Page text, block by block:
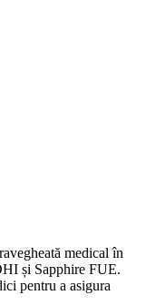
medical în
și Sapphire FUE.
pentru a asigura